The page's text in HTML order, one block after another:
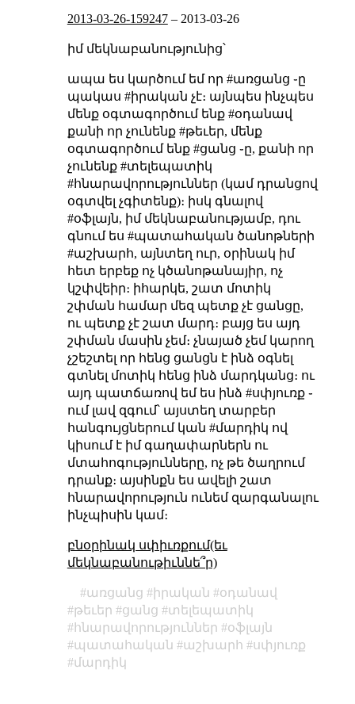
2013-03-26-159247– 2013-03-26
իմ մեկնաբանությունից՝
ապա ես կարծում եմ որ #առցանց ֊ը
պակաս #իրական չէ։ այնպես ինչպես
մենք օգտագործում ենք #օդանավ
քանի որ չունենք #թեւեր, մենք
օգտագործում ենք #ցանց ֊ը, քանի որ
չունենք #տելեպատիկ
#հնարավորություններ (կամ դրանցով
օգտվել չգիտենք)։ իսկ գնալով
#օֆլայն, իմ մեկնաբանությամբ, դու
գնում ես #պատահական ծանոթների
#աշխարհ, այնտեղ ուր, օրինակ իմ
հետ երբեք ոչ կծանոթանայիր, ոչ
կշփվեիր։ իհարկե, շատ մոտիկ
շփման համար մեզ պետք չէ ցանցը,
ու պետք չէ շատ մարդ։ բայց ես այդ
շփման մասին չեմ։ չնայած չեմ կարող
չշեշտել որ հենց ցանցն է ինձ օգնել
գտնել մոտիկ հենց ինձ մարդկանց։ ու
այդ պատճառով եմ ես ինձ #սփյուռք ֊
ում լավ զգում՝ այստեղ տարբեր
հանգույցներում կան #մարդիկ ով
կիսում է իմ գաղափարներն ու
մտահոգությունները, ոչ թե ծաղրում
դրանք։ այսինքն ես ավելի շատ
հնարավորություն ունեմ զարգանալու
ինչպիսին կամ։
բնօրինակ սփիւռքում(եւ
մեկնաբանութիւննե՞ր)
առցանց իրական
օդանավ
թեւեր
ցանց
տելեպատիկ
հնարավորություններ
օֆլայն
պատահական
աշխարհ
սփյուռք
մարդիկ